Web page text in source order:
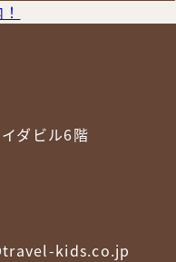
ダビル6階
kids.co.jp